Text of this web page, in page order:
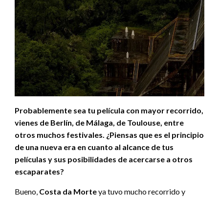
Probablemente sea tu película con mayor recorrido,
vienes de Berlín, de Málaga, de Toulouse, entre
otros muchos festivales. ¿Piensas que es el principio
de una nueva era en cuanto al alcance de tus
películas y sus posibilidades de acercarse a otros
escaparates?
Bueno, Costa da Morteya tuvo mucho recorrido y